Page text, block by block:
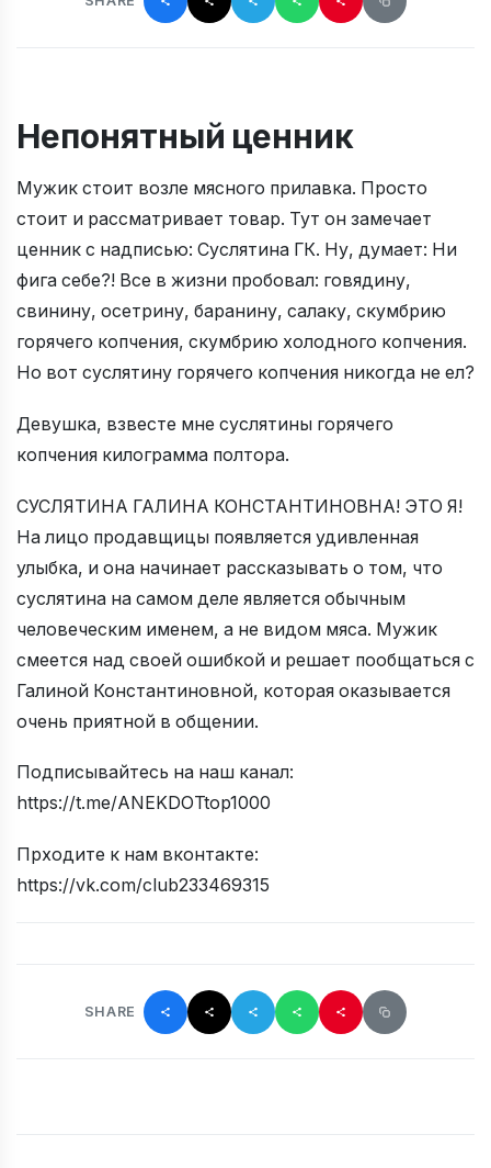
Непонятный ценник
Мужик стоит возле мясного прилавка. Просто
стоит и рассматривает товар. Тут он замечает
ценник с надписью: Суслятина ГК. Ну, думает: Ни
фига себе?! Все в жизни пробовал: говядину,
свинину, осетрину, баранину, салаку, скумбрию
горячего копчения, скумбрию холодного копчения.
Но вот суслятину горячего копчения никогда не ел?
Девушка, взвесте мне суслятины горячего
копчения килограмма полтора.
СУСЛЯТИНА ГАЛИНА КОНСТАНТИНОВНА! ЭТО Я!
На лицо продавщицы появляется удивленная
улыбка, и она начинает рассказывать о том, что
суслятина на самом деле является обычным
человеческим именем, а не видом мяса. Мужик
смеется над своей ошибкой и решает пообщаться с
Галиной Константиновной, которая оказывается
очень приятной в общении.
Подписывайтесь на наш канал:
https://t.me/ANEKDOTtop1000
Прходите к нам вконтакте:
https://vk.com/club233469315
SHARE